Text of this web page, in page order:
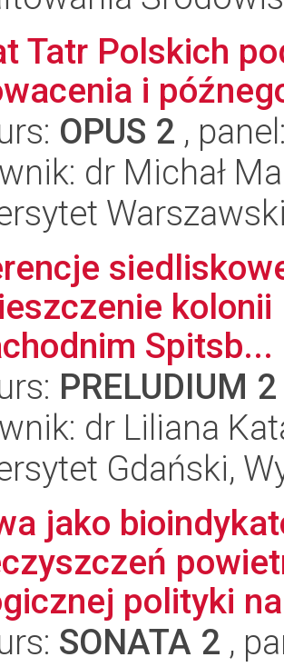
Tatr Polskich
i
OPUS 2 ,
dr Michał
Spitsb...
PRELUDIUM 2
dr Liliana
Gdański,
jako
polityki
SONATA 2 ,